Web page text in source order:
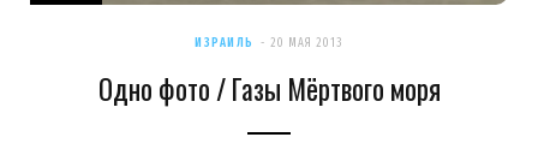
ИЗРАИЛЬ 20 МАЯ 2013
Одно фото / Газы Мёртвого моря